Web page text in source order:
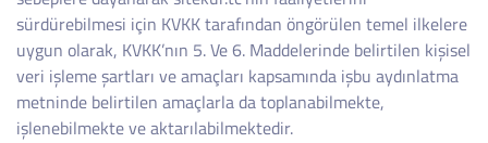
sürdürebilmesi için KVKK tarafından öngörülen temel ilkelere
uygun olarak, KVKK’nın 5. Ve 6. Maddelerinde belirtilen kişisel
veri işleme şartları ve amaçları kapsamında işbu aydınlatma
metninde belirtilen amaçlarla da toplanabilmekte,
işlenebilmekte ve aktarılabilmektedir.